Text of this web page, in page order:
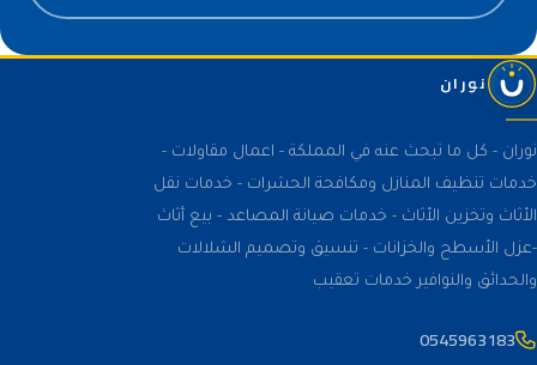
نوران
نوران - كل ما تبحث عنه في المملكة - اعمال مقاولات -
خدمات تنظيف المنازل ومكافحة الحشرات - خدمات نقل
الأثاث وتخزين الأثاث - خدمات صيانة المصاعد - بيع أثاث
-عزل الأسطح والخزانات - تنسيق وتصميم الشلالات
والحدائق والنوافير خدمات تعقيب
0545963183